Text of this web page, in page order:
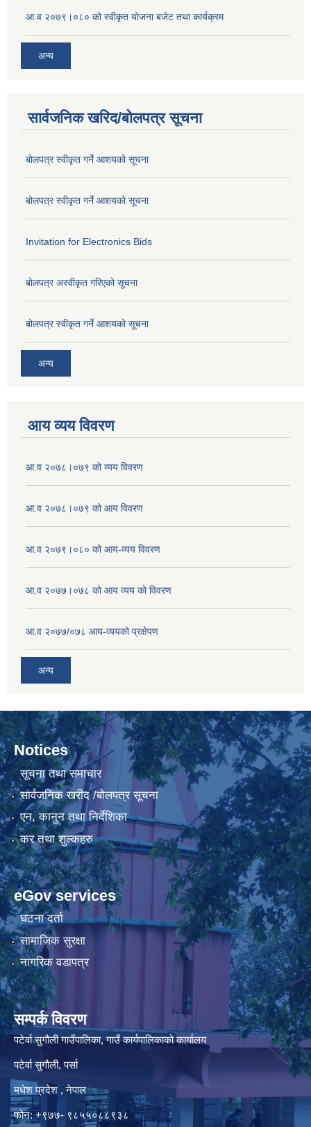
आ.व २०७९।०८० को स्वीकृत योजना बजेट तथा कार्यक्रम
अन्य
सार्वजनिक खरिद/बोलपत्र सूचना
बोलपत्र स्वीकृत गर्ने आशयको सूचना
बोलपत्र स्वीकृत गर्ने आशयको सूचना
Invitation for Electronics Bids
बोलपत्र अस्वीकृत गरिएको सूचना
बोलपत्र स्वीकृत गर्ने आशयको सूचना
अन्य
आय व्यय विवरण
आ.व २०७८।०७९ को व्यय विवरण
आ.व २०७८।०७९ को आय विवरण
आ.व २०७९।०८० को आय-व्यय विवरण
आ.व २०७७।०७८ को आय व्यय को विवरण
आ.व २०७७/०७८ आय-व्ययको प्रक्षेपण
अन्य
Notices
सूचना तथा समाचार
सार्वजनिक खरीद /बोलपत्र सूचना
एन, कानुन तथा निर्देशिका
कर तथा शुल्कहरु
eGov services
घटना दर्ता
सामाजिक सुरक्षा
नागरिक वडापत्र
सम्पर्क विवरण
पटेर्वा सुगौली गाउँपालिका, गाउँ कार्यपालिकाको कार्यालय
पटेर्वा सुगौली, पर्सा
मधेश प्रदेश , नेपाल
फोन: +९७७- ९८५५०८८९३८